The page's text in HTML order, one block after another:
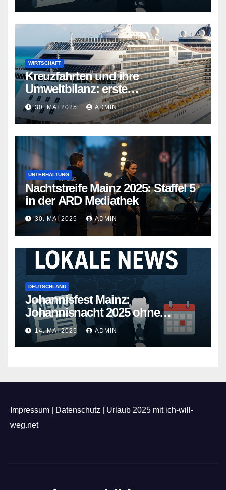
WIRTSCHAFT
Kreuzfahrten und ihre
Umweltbilanz: erste
Kreuzfahrtschiffe gehen neue
Wege
30. MAI 2025 ADMIN
UNTERHALTUNG
Nachtstreife Mainz 2025: Staffel 5
in der ARD Mediathek
30. MAI 2025 ADMIN
DEUTSCHLAND
Johannisfest Mainz:
Johannisnacht 2025 ohne
Feuerwerk
14. MAI 2025 ADMIN
Impressum Datenschutz
Urlaub 2025 mit ich-will-
weg.net